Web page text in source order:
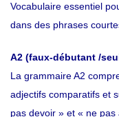
Vocabulaire essentiel
dans des phrases
A2 (faux-débutant /
La grammaire A2
adjectifs comparatifs et
pas devoir » et « ne pas